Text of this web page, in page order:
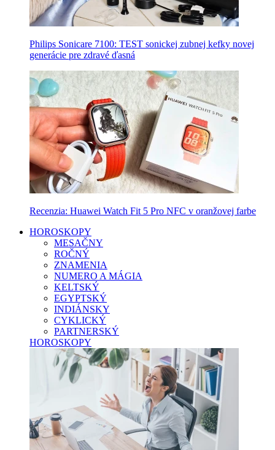
Philips Sonicare 7100: TEST sonickej zubnej kefky novej
generácie pre zdravé ďasná
Recenzia: Huawei Watch Fit 5 Pro NFC v oranžovej farbe
HOROSKOPY
MESAČNY
ROČNÝ
ZNAMENIA
NUMERO A MÁGIA
KELTSKÝ
EGYPTSKÝ
INDIÁNSKY
CYKLICKÝ
PARTNERSKÝ
HOROSKOPY